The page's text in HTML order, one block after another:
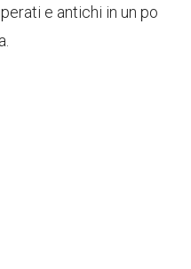
e antichi in un po